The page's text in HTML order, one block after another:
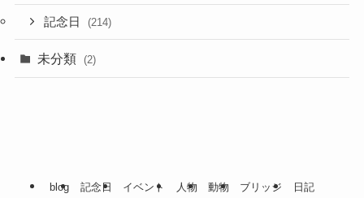
記念日 (214)
未分類 (2)
blog 記念日 イベント 人物 動物 ブリッジ 日記